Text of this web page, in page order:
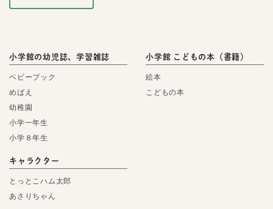
小学館の幼児誌、学習雑誌
ベビーブック
めばえ
幼稚園
小学一年生
小学８年生
小学館 こどもの本（書籍）
絵本
こどもの本
キャラクター
とっとこハム太郎
あさりちゃん